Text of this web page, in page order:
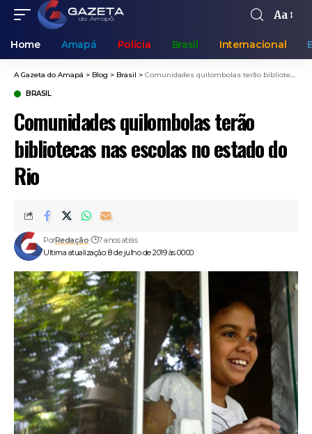
Aa
Home Amapá Polícia Brasil Internacional
A Gazeta do Amapá > Blog > Brasil > Comunidades quilombolas terão bibliotecas nas escolas no estado do Rio
BRASIL
Comunidades quilombolas terão
bibliotecas nas escolas no estado do
Rio
Ultima atualização: 8 de julho de 2019 às 00:00
PorRedação 7 anos atrás